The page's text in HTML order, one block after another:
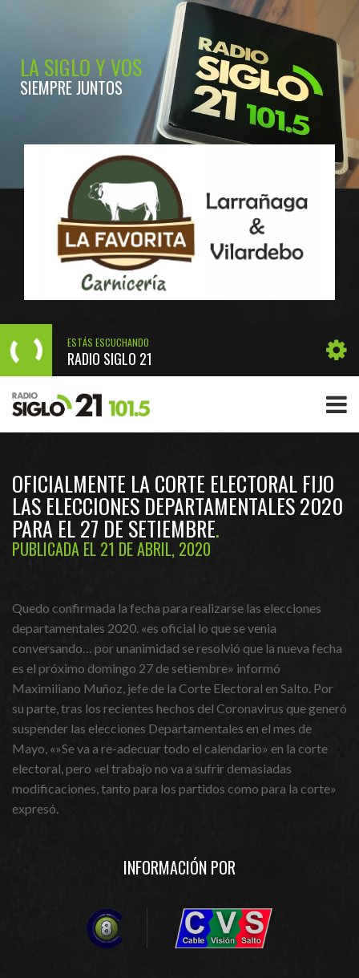
LA SIGLO Y VOS
SIEMPRE JUNTOS
ESTÁS ESCUCHANDO
RADIO SIGLO 21
OFICIALMENTE LA CORTE ELECTORAL FIJO
LAS ELECCIONES DEPARTAMENTALES 2020
PARA EL 27 DE SETIEMBRE
PUBLICADA EL 21 DE ABRIL, 2020
Quedo confirmada la fecha para realizarse las elecciones
departamentales 2020. «es oficial lo que se venia
conversando… por unanimidad se resolvió que la nueva fecha
es el próximo domingo 27 de setiembre» informó
Maximiliano Muñoz, jefe de la Corte Electoral en Salto. Por
su parte, tras los recientes hechos del Coronavirus que generó
suspender las elecciones Departamentales en el mes de
Mayo, «»Se va a re-adecuar todo el calendario» en la corte
electoral, pero «el trabajo no va a sufrir demasiadas
modificaciones, tanto para los partidos como para la corte»
expresó.
INFORMACIÓN POR